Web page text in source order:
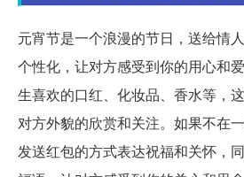
元宵节是一个浪漫的节日，送给情
个性化，让对方感受到你的用心和
生喜欢的口红、化妆品、香水等，
对方外貌的欣赏和关注。如果不在
发送红包的方式表达祝福和关怀，